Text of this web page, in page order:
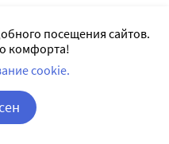
средств
классификация
посещения сайтов.
комфорта!
cookie.